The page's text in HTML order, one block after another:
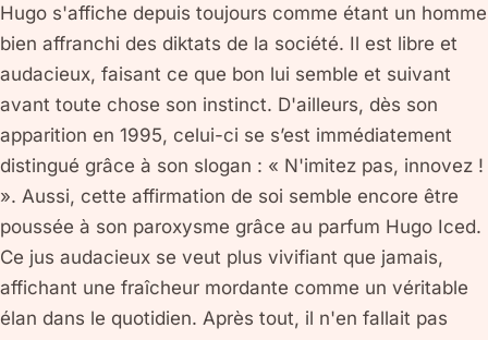
Hugo s'affiche depuis toujours comme étant un homme
bien affranchi des diktats de la société. Il est libre et
audacieux, faisant ce que bon lui semble et suivant
avant toute chose son instinct. D'ailleurs, dès son
apparition en 1995, celui-ci se s’est immédiatement
distingué grâce à son slogan : « N'imitez pas, innovez !
». Aussi, cette affirmation de soi semble encore être
poussée à son paroxysme grâce au parfum Hugo Iced.
Ce jus audacieux se veut plus vivifiant que jamais,
affichant une fraîcheur mordante comme un véritable
élan dans le quotidien. Après tout, il n'en fallait pas